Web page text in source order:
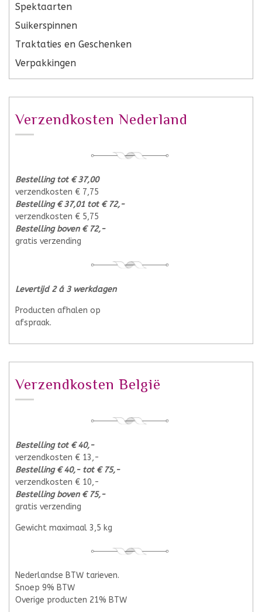
Spektaarten
Suikerspinnen
Traktaties en Geschenken
Verpakkingen
Verzendkosten Nederland
Bestelling tot € 37,00
verzendkosten € 7,75
Bestelling € 37,01 tot € 72,-
verzendkosten € 5,75
Bestelling boven € 72,-
gratis verzending
Levertijd 2 á 3 werkdagen
Producten afhalen op
afspraak.
Verzendkosten België
Bestelling tot € 40,-
verzendkosten € 13,-
Bestelling € 40,- tot € 75,-
verzendkosten € 10,-
Bestelling boven € 75,-
gratis verzending
Gewicht maximaal 3,5 kg
Nederlandse BTW tarieven.
Snoep 9% BTW
Overige producten 21% BTW